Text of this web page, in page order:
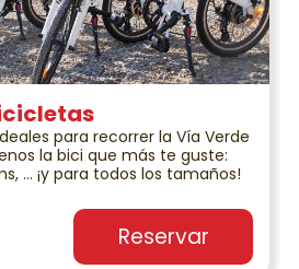
para recorrer la Vía Verde
la bici que más te guste:
… ¡y para todos los tamaños!
Reservar